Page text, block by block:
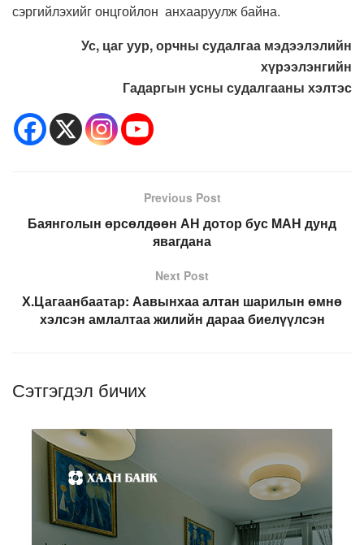
сэргийлэхийг онцгойлон анхааруулж байна.
Ус, цаг уур, орчны судалгаа мэдээлэлийн
хүрээлэнгийн
Гадаргын усны судалгааны хэлтэс
Previous Post
Баянголын өрсөлдөөн АН дотор бус МАН дунд
явагдана
Next Post
Х.Цагаанбаатар: Аавынхаа алтан шарилын өмнө
хэлсэн амлалтаа жилийн дараа биелүүлсэн
Сэтгэгдэл бичих